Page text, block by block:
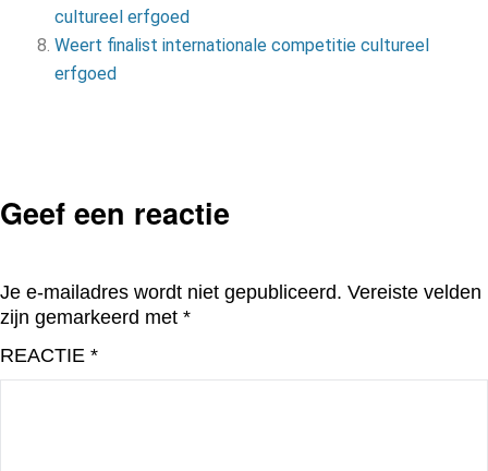
cultureel erfgoed
Weert finalist internationale competitie cultureel
erfgoed
Geef een reactie
Je e-mailadres wordt niet gepubliceerd. Vereiste velden
zijn gemarkeerd met *
REACTIE *